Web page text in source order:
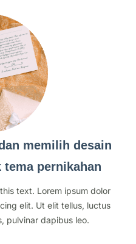
memilih desain
pernikahan
text. Lorem ipsum dolor
elit. Ut elit tellus, luctus
pulvinar dapibus leo.